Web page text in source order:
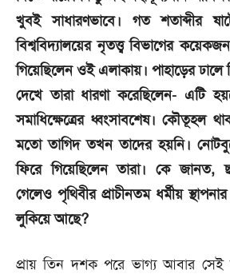
খুবই সাধারণভাবে। গত শতাব্দীর
বিশ্ববিদ্যালয়ের নৃতত্ত্ব বিভাগের
গিয়েছিলেন ওই এলাকায়। পাহাড়ের
দেখে তারা ধারণা করেছিলেন- এটি
সমাধিক্ষেত্রের ধ্বংসাবশেষ। কৌতূহল
মতো তাগিদ তখন তাদের হয়নি।
ফিরে গিয়েছিলেন তারা। কে জানত,
গেলেও পৃথিবীর প্রাচীনতম ধর্মীয়
লুকিয়ে আছে?
প্রায় তিন দশক পরে ভাগ্য আবার সেই